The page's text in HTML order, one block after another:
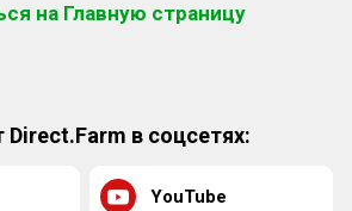
на Главную страницу
Direct.Farm в соцсетях:
YouTube